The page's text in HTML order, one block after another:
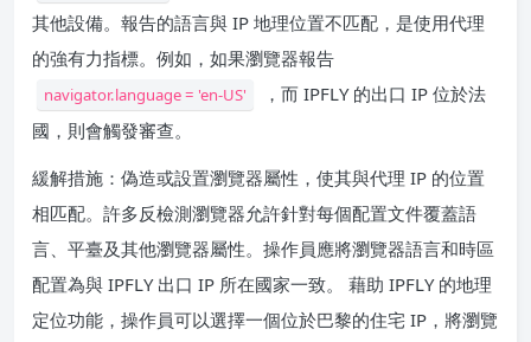
其他設備。報告的語言與 IP 地理位置不匹配，是使用代理
的強有力指標。例如，如果瀏覽器報告
navigator.language = 'en‑US'
，而 IPFLY 的出口 IP 位於法
國，則會觸發審查。
緩解措施：偽造或設置瀏覽器屬性，使其與代理 IP 的位置
相匹配。許多反檢測瀏覽器允許針對每個配置文件覆蓋語
言、平臺及其他瀏覽器屬性。操作員應將瀏覽器語言和時區
配置為與 IPFLY 出口 IP 所在國家一致。 藉助 IPFLY 的地理
定位功能，操作員可以選擇一個位於巴黎的住宅 IP，將瀏覽